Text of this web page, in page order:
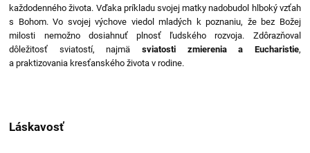
každodenného života. Vďaka príkladu svojej matky nadobudol hlboký vzťah
s Bohom. Vo svojej výchove viedol mladých k poznaniu, že bez Božej
milosti nemožno dosiahnuť plnosť ľudského rozvoja. Zdôrazňoval
dôležitosť sviatostí, najmä sviatosti zmierenia a Eucharistie,
a praktizovania kresťanského života v rodine.
Láskavosť